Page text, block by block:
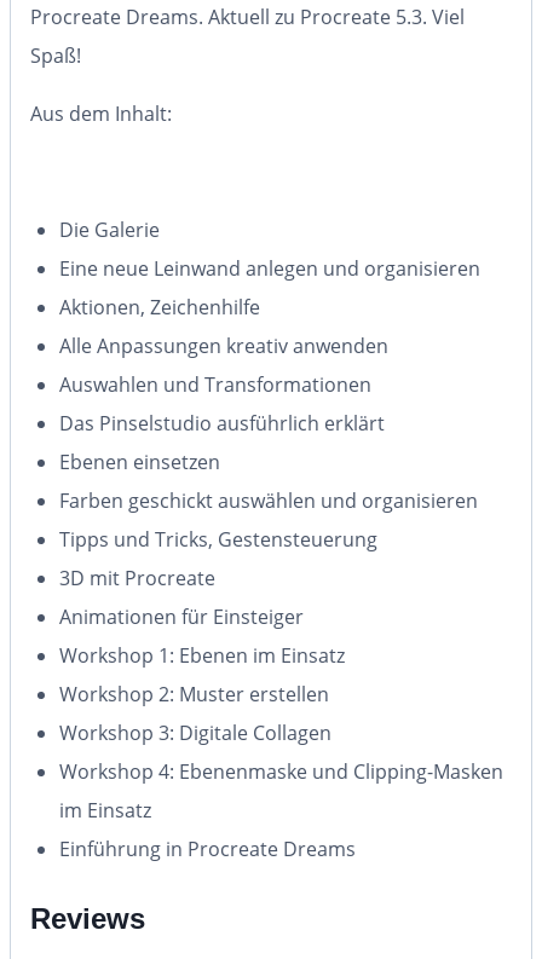
Procreate Dreams. Aktuell zu Procreate 5.3. Viel
Spaß!
Aus dem Inhalt:
Die Galerie
Eine neue Leinwand anlegen und organisieren
Aktionen, Zeichenhilfe
Alle Anpassungen kreativ anwenden
Auswahlen und Transformationen
Das Pinselstudio ausführlich erklärt
Ebenen einsetzen
Farben geschickt auswählen und organisieren
Tipps und Tricks, Gestensteuerung
3D mit Procreate
Animationen für Einsteiger
Workshop 1: Ebenen im Einsatz
Workshop 2: Muster erstellen
Workshop 3: Digitale Collagen
Workshop 4: Ebenenmaske und Clipping-Masken
im Einsatz
Einführung in Procreate Dreams
Reviews